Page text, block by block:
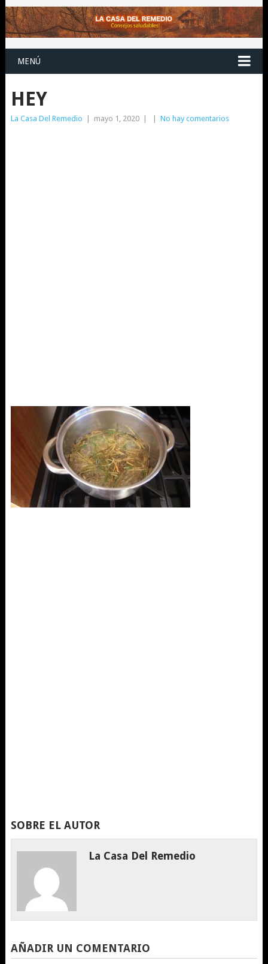
MENÚ
HEY
La Casa Del Remedio mayo 1, 2020 No hay comentarios
SOBRE EL AUTOR
La Casa Del Remedio
AÑADIR UN COMENTARIO